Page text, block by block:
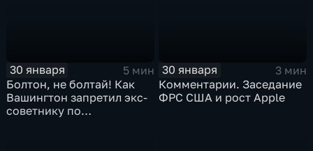
30 января
5 мин
Болтон, не болтай! Как
Вашингтон запретил экс-
советнику по
30 января
3 мин
Комментарии. Заседание
ФРС США и рост Apple